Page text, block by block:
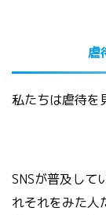
虐
私たちは虐待を
SNSが普及して
れそれをみた人